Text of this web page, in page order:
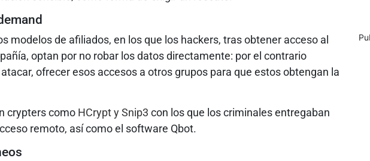
modelos de afiliados, en los que los hackers, tras obtener acceso al
optan por no robar los datos directamente: por el contrario
ofrecer esos accesos a otros grupos para que estos obtengan la
crypters como HCrypt y Snip3 con los que los criminales entregaban
remoto, así como el software Qbot.